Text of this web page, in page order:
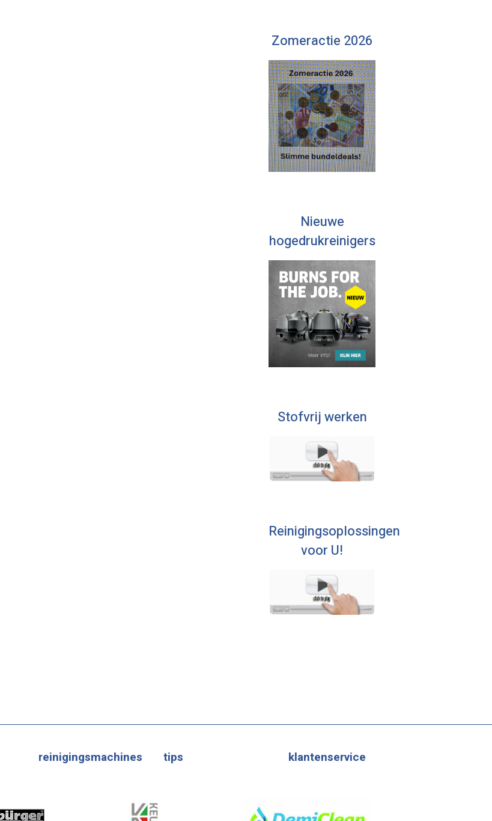
Zomeractie 2026
Nieuwe
hogedrukreinigers
Stofvrij werken
Reinigingsoplossingen
voor U!
reinigingsmachines tips klantenservice